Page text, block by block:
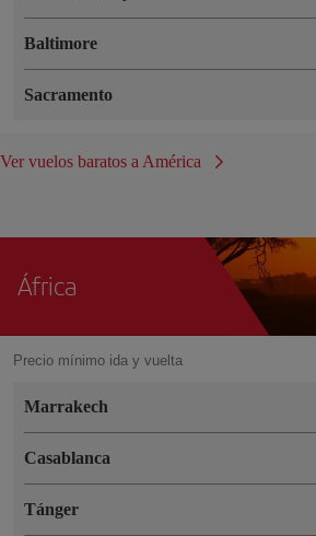
Baltimore
Sacramento
Ver vuelos baratos a América
África
Precio mínimo ida y vuelta
Marrakech
Casablanca
Tánger